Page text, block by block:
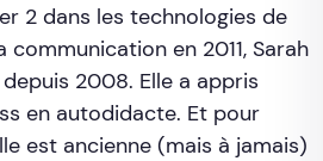
2 dans les technologies de
communication en 2011, Sarah
2008. Elle a appris
en autodidacte. Et pour
est ancienne (mais à jamais)